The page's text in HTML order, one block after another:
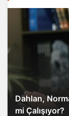
Dahlan,
mi Çalışıyor?